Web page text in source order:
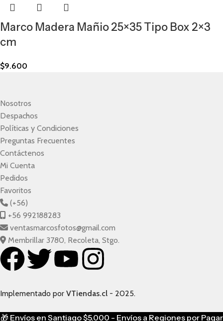
Marco Madera Mañio 25×35 Tipo Box 2×3
cm
$9.600
Nosotros
Despachos
Políticas y Condiciones
Preguntas Frecuentes
Contáctenos
Mi Cuenta
Pedidos
Favoritos
(+56)
+56 992188283
ventasmarcosfotos@gmail.com
Membrillar 3780, Recoleta, Stgo.
Implementado por VTiendas.cl - 2025.
🎁 Envíos en Santiago $5.000 - Envíos a Regiones por Pagar